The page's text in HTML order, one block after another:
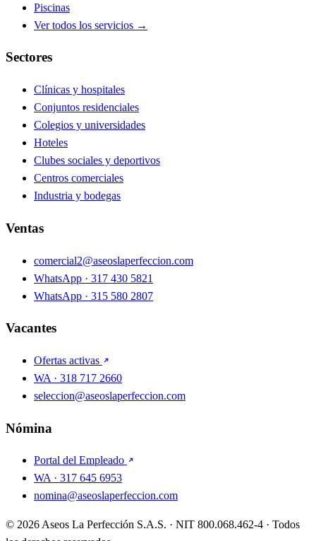
Piscinas
Ver todos los servicios →
Sectores
Clínicas y hospitales
Conjuntos residenciales
Colegios y universidades
Hoteles
Clubes sociales y deportivos
Centros comerciales
Industria y bodegas
Ventas
comercial2@aseoslaperfeccion.com
WhatsApp · 317 430 5821
WhatsApp · 315 580 2807
Vacantes
Ofertas activas
WA · 318 717 2660
seleccion@aseoslaperfeccion.com
Nómina
Portal del Empleado
WA · 317 645 6953
nomina@aseoslaperfeccion.com
© 2026 Aseos La Perfección S.A.S. · NIT 800.068.462-4 · Todos